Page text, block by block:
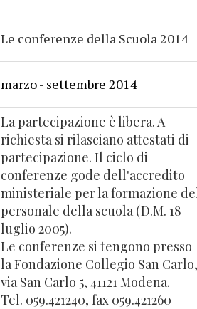
Le conferenze della Scuola 2014
marzo - settembre 2014
La partecipazione è libera. A
richiesta si rilasciano attestati di
partecipazione. Il ciclo di
conferenze gode dell'accredito
ministeriale per la formazione
personale della scuola (D.M. 18
luglio 2005).
Le conferenze si tengono presso
la Fondazione Collegio San Carlo,
via San Carlo 5, 41121 Modena.
Tel. 059.421240, fax 059.421260